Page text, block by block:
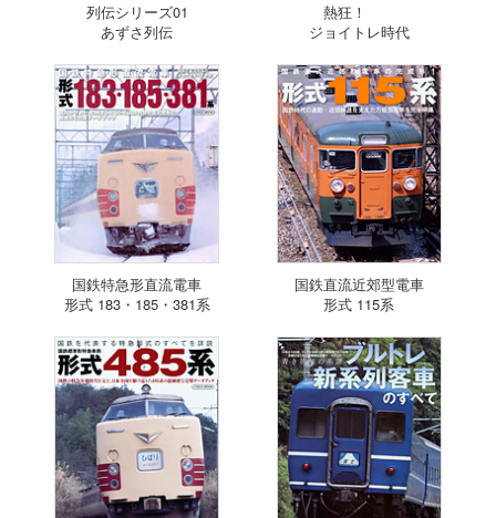
列伝シリーズ01
あずさ列伝
熱狂！
ジョイトレ時代
国鉄特急形直流電車
形式 183・185・381系
国鉄直流近郊型電車
形式 115系